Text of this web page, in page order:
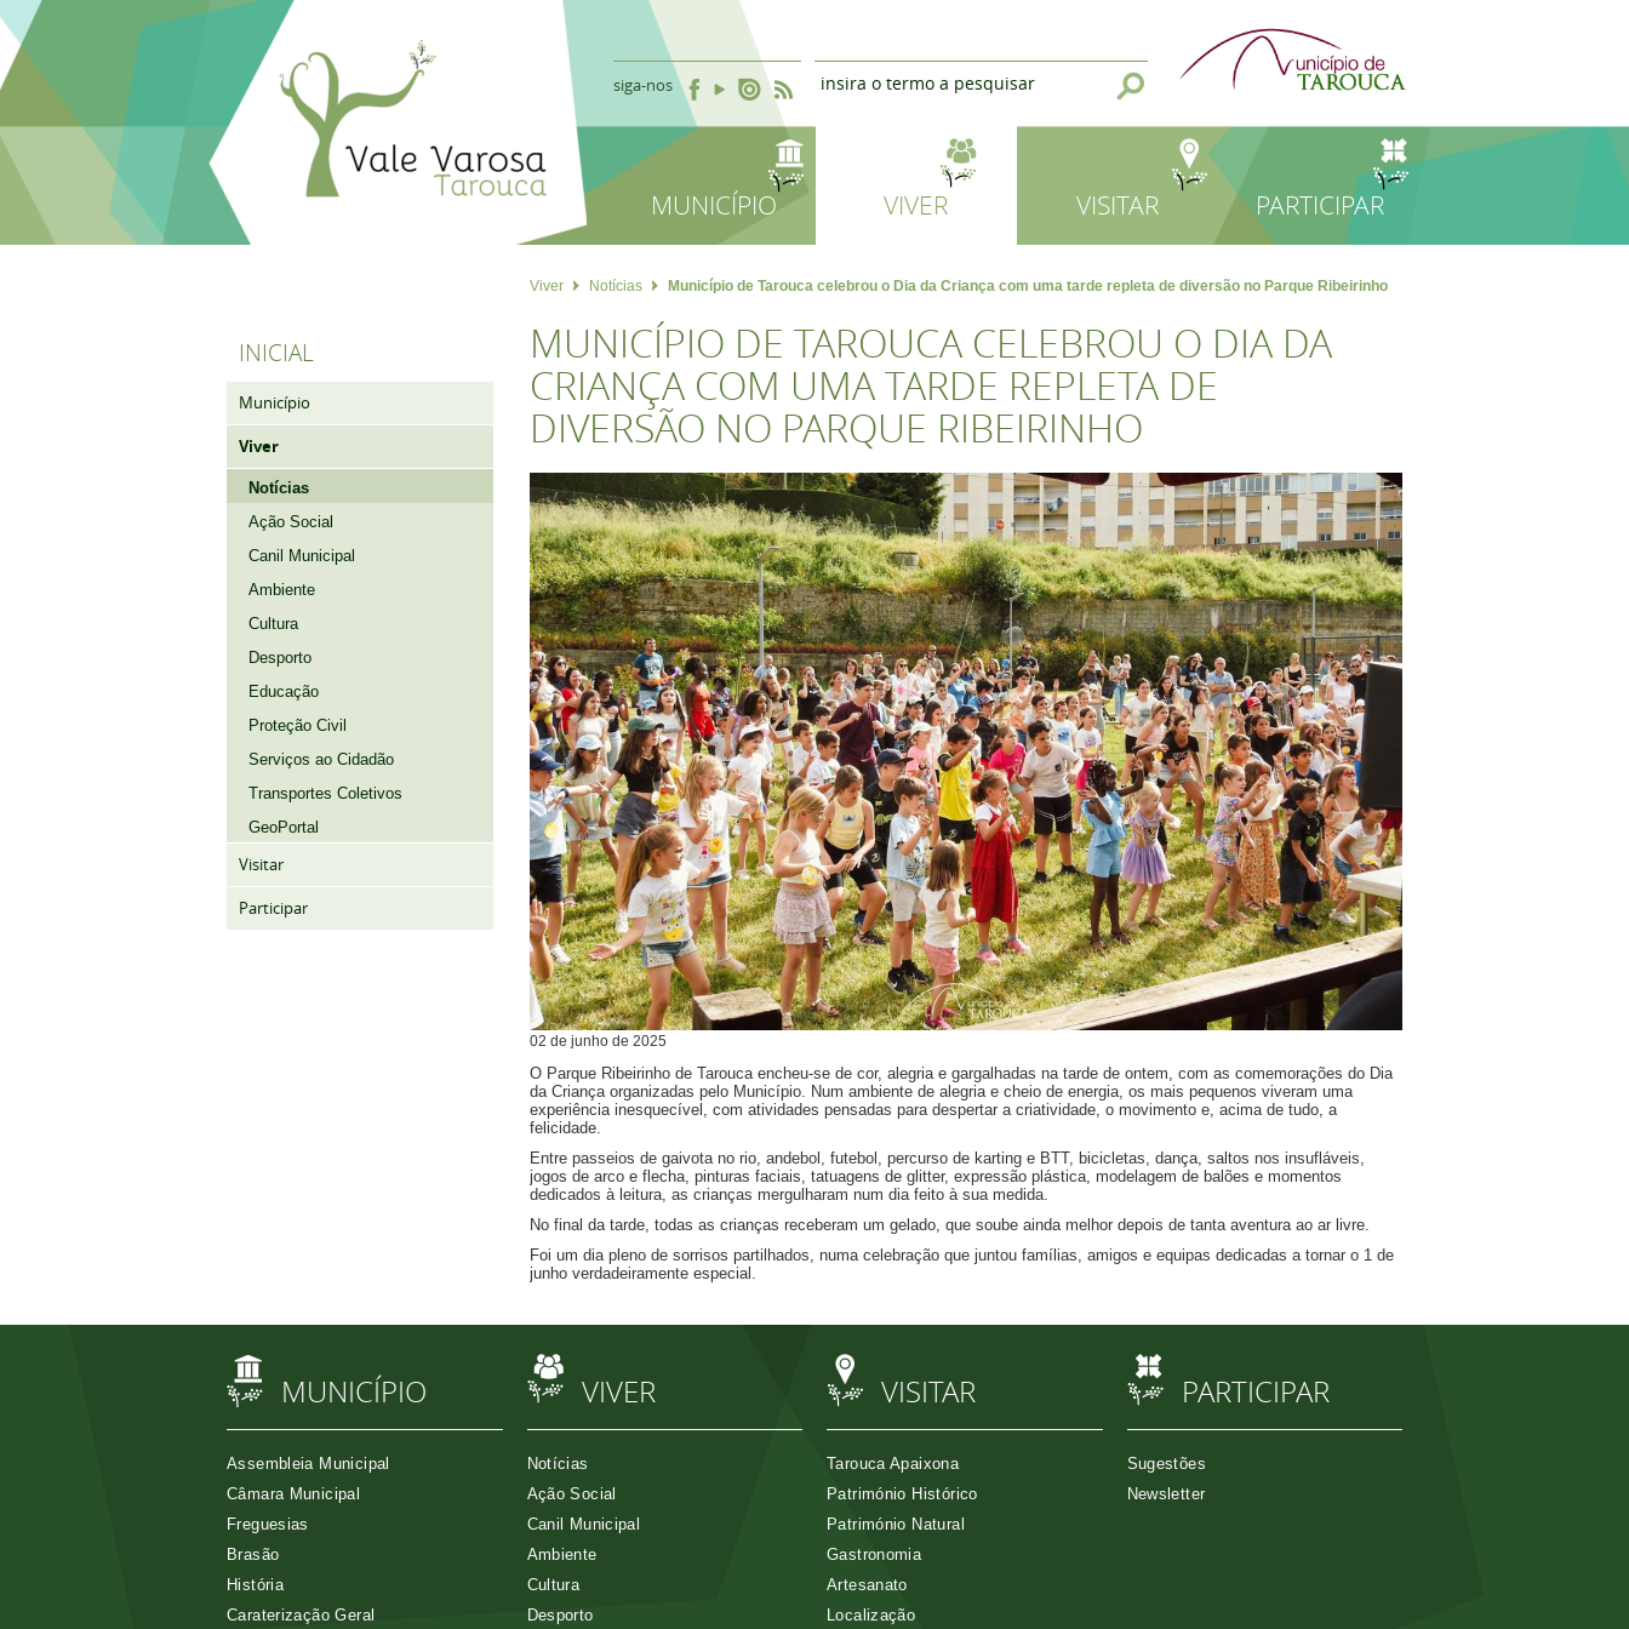
siga-nos
MUNICÍPIO VIVER VISITAR PARTICIPAR
INICIAL
Município
Viver
Notícias
Ação Social
Canil Municipal
Ambiente
Cultura
Desporto
Educação
Proteção Civil
Serviços ao Cidadão
Transportes Coletivos
GeoPortal
Visitar
Participar
Viver Notícias Município de Tarouca celebrou o Dia da Criança com uma tarde repleta de diversão no Parque Ribeirinho
MUNICÍPIO DE TAROUCA CELEBROU O DIA DA
CRIANÇA COM UMA TARDE REPLETA DE
DIVERSÃO NO PARQUE RIBEIRINHO
02 de junho de 2025
O Parque Ribeirinho de Tarouca encheu-se de cor, alegria e gargalhadas na tarde de ontem, com as comemorações do Dia
da Criança organizadas pelo Município. Num ambiente de alegria e cheio de energia, os mais pequenos viveram uma
experiência inesquecível, com atividades pensadas para despertar a criatividade, o movimento e, acima de tudo, a
felicidade.
Entre passeios de gaivota no rio, andebol, futebol, percurso de karting e BTT, bicicletas, dança, saltos nos insufláveis,
jogos de arco e flecha, pinturas faciais, tatuagens de glitter, expressão plástica, modelagem de balões e momentos
dedicados à leitura, as crianças mergulharam num dia feito à sua medida.
No final da tarde, todas as crianças receberam um gelado, que soube ainda melhor depois de tanta aventura ao ar livre.
Foi um dia pleno de sorrisos partilhados, numa celebração que juntou famílias, amigos e equipas dedicadas a tornar o 1 de
junho verdadeiramente especial.
MUNICÍPIO
Assembleia Municipal
Câmara Municipal
Freguesias
Brasão
História
Caraterização Geral
VIVER
Notícias
Ação Social
Canil Municipal
Ambiente
Cultura
Desporto
VISITAR
Tarouca Apaixona
Património Histórico
Património Natural
Gastronomia
Artesanato
Localização
PARTICIPAR
Sugestões
Newsletter